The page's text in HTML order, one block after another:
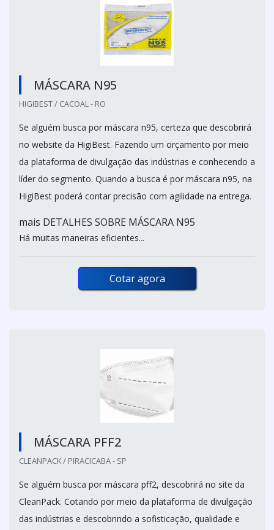
MÁSCARA N95
HIGIBEST / CACOAL - RO
Se alguém busca por máscara n95, certeza que descobrirá
no website da HigiBest. Fazendo um orçamento por meio
da plataforma de divulgação das indústrias e conhecendo a
líder do segmento. Quando a busca é por máscara n95, na
HigiBest poderá contar precisão com agilidade na entrega.
mais DETALHES SOBRE MÁSCARA N95
Há muitas maneiras eficientes...
Cotar agora
MÁSCARA PFF2
CLEANPACK / PIRACICABA - SP
Se alguém busca por máscara pff2, descobrirá no site da
CleanPack. Cotando por meio da plataforma de divulgação
das indústrias e descobrindo a sofisticação, qualidade e